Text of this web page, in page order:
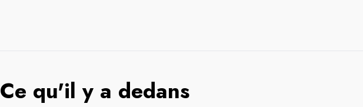
Ce qu'il y a dedans